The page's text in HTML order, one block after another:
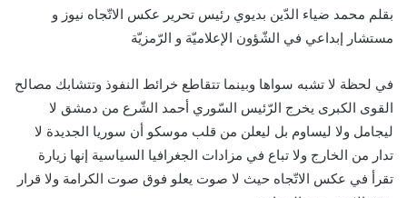
بقلم محمد ضياء الدّين بديوي رئيس تحرير عكس الاتّجاه نيوز و
مستشار إبداعي في الشّؤون الإعلاميّة و الرّمزيّة
في لحظة لا تشبه سواها وبينما تتقاطع خرائط النفوذ وتتشابك مصالح
القوى الكبرى يخرج الرّئيس السّوري أحمد الشّرع من دمشق لا
ليجامل ولا ليساوم بل ليعلن من قلب موسكو أن سوريا الجديدة لا
تدار من الخارج ولا تباع في مزادات الجغرافيا السياسية إنها زيارة
تقرأ في عكس الاتّجاه حيث لا صوت يعلو فوق صوت الكرامة ولا قرار